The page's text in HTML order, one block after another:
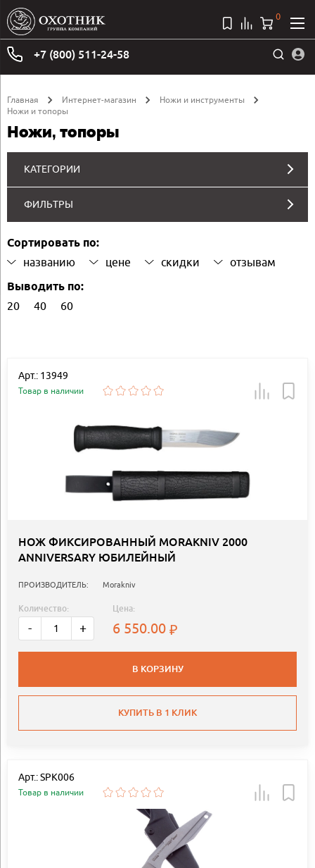
+7 (800) 511-24-58
0
Главная Интернет-магазин
Ножи и инструменты
Ножи и топоры
Ножи, топоры
КАТЕГОРИИ
ФИЛЬТРЫ
Сортировать по:
названию цене скидки отзывам
Выводить по:
20 40 60
Арт.: 13949
Товар в наличии
НОЖ ФИКСИРОВАННЫЙ MORAKNIV 2000
ANNIVERSARY ЮБИЛЕЙНЫЙ
ПРОИЗВОДИТЕЛЬ: Morakniv
Количество:
- +
Цена:
6 550.00
В КОРЗИНУ
КУПИТЬ В 1 КЛИК
Арт.: SPK006
Товар в наличии